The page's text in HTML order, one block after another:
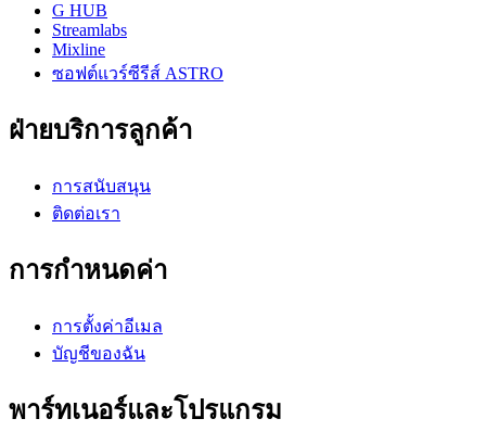
G HUB
Streamlabs
Mixline
ซอฟต์แวร์ซีรีส์ ASTRO
ฝ่ายบริการลูกค้า
การสนับสนุน
ติดต่อเรา
การกำหนดค่า
การตั้งค่าอีเมล
บัญชีของฉัน
พาร์ทเนอร์และโปรแกรม